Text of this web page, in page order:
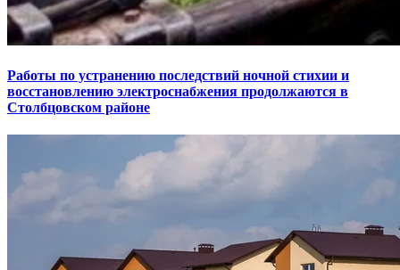
Работы по устранению последствий ночной стихии и
восстановлению электроснабжения продолжаются в
Столбцовском районе